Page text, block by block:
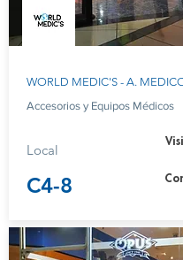
WORLD MEDIC'S - A.
Accesorios y Equipos Médicos
Local
C4-8